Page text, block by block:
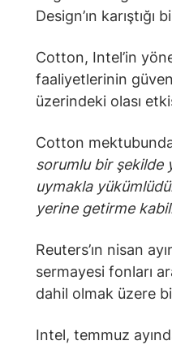
Design’ın
Cotton, Intel’in
faaliyetlerinin
üzerindeki olası
Cotton
sorumlu bir şekilde
uymakla
yerine getirme
Reuters’ın nisan
sermayesi fonları
dahil olmak üzere
Intel, temmuz